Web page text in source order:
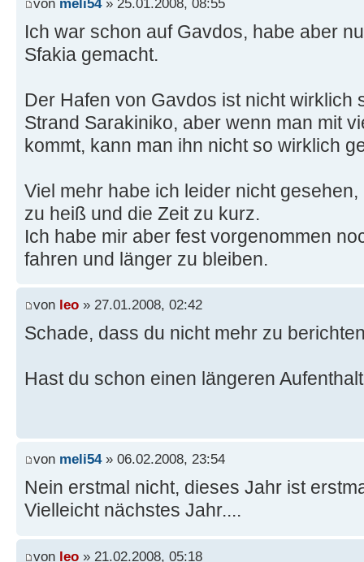
Ich war schon auf Gavdos, habe aber
Sfakia gemacht.
Der Hafen von Gavdos ist nicht wirklich
Strand Sarakiniko, aber wenn man mit
kommt, kann man ihn nicht so wirklich
Viel mehr habe ich leider nicht
zu heiß und die Zeit zu kurz.
Ich habe mir aber fest vorgenommen
fahren und länger zu bleiben.
von leo » 27.01.2008, 02:42
Schade, dass du nicht mehr zu
Hast du schon einen längeren
von meli54» 06.02.2008, 23:54
Nein erstmal nicht, dieses Jahr ist
Vielleicht nächstes Jahr....
von leo » 21.02.2008, 05:18